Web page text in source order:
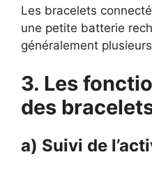
Les bracelets
une petite batterie
généralement
3. Les
des
a) Suivi de